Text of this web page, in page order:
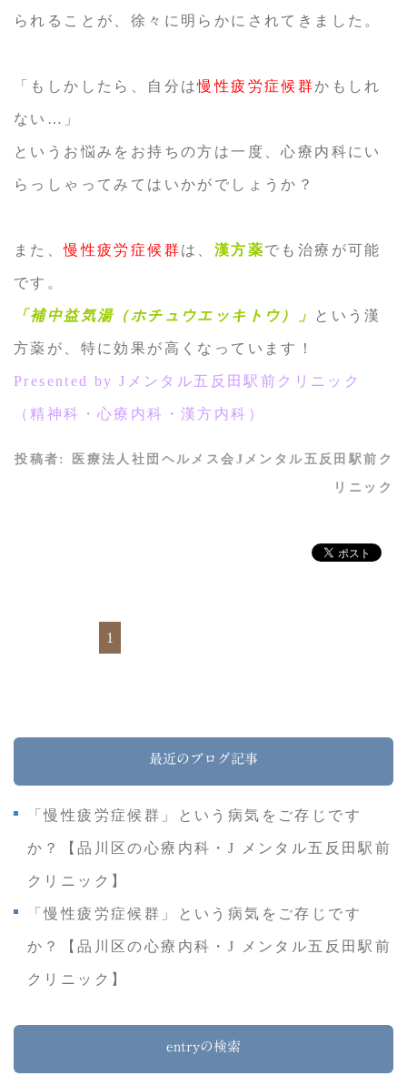
られることが、徐々に明らかにされてきました。
「もしかしたら、自分は慢性疲労症候群かもしれ
ない…」
というお悩みをお持ちの方は一度、心療内科にい
らっしゃってみてはいかがでしょうか？
また、慢性疲労症候群は、 漢方薬でも治療が可能
です。
「補中益気湯（ホチュウエッキトウ）」 という漢
方薬が、特に効果が高くなっています！
Presented by Jメンタル五反田駅前クリニック
（精神科・心療内科・漢方内科）
投稿者: 医療法人社団ヘルメス会Jメンタル五反田駅前ク
リニック
1
最近のブログ記事
「慢性疲労症候群」という病気をご存じです
か？【品川区の心療内科・J メンタル五反田駅前
クリニック】
「慢性疲労症候群」という病気をご存じです
か？【品川区の心療内科・J メンタル五反田駅前
クリニック】
entryの検索